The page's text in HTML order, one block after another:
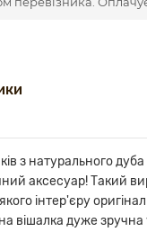
з натурального
аксесуар! Такий
інтер'єру
вішалка дуже зручна